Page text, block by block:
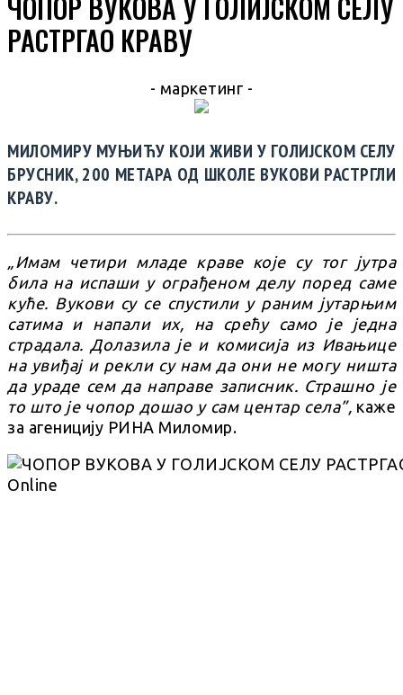
РАСТРГАО КРАВУ
- маркетинг -
МИЛОМИРУ МУЊИЋУ КОЈИ ЖИВИ У ГОЛИЈСКОМ СЕЛУ
БРУСНИК, 200 МЕТАРА ОД ШКОЛЕ ВУКОВИ РАСТРГЛИ
КРАВУ.
Имам четири младе краве које су тог јутра
била на испаши у ограђеном делу поред саме
куће. Вукови су се спустили у раним јутарњим
сатима и напали их, на срећу само је једна
страдала. Долазила је и комисија из Ивањице
на увиђај и рекли су нам да они не могу ништа
да ураде сем да направе записник. Страшно је
то што је чопор дошао у сам центар села”, каже
за агеницију РИНА Миломир.